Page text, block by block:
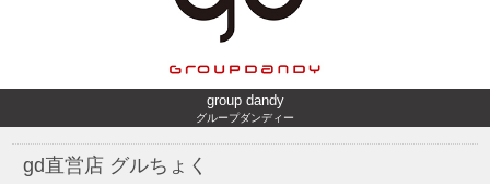
group dandy
グループダンディー
gd直営店 グルちょく